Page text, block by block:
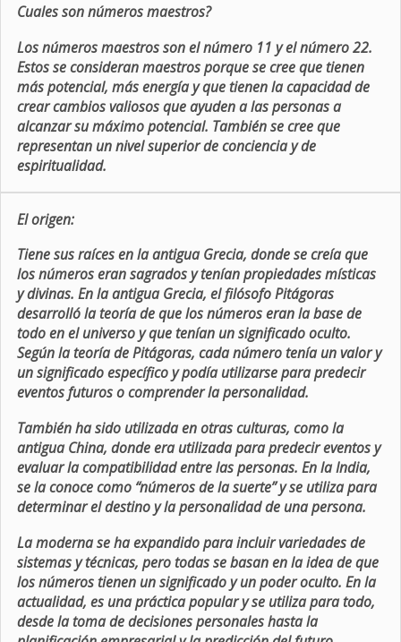
Cuales son números maestros?
Los números maestros son el número 11 y el número 22.
Estos se consideran maestros porque se cree que tienen
más potencial, más energía y que tienen la capacidad de
crear cambios valiosos que ayuden a las personas a
alcanzar su máximo potencial. También se cree que
representan un nivel superior de conciencia y de
espiritualidad.
El origen:
Tiene sus raíces en la antigua Grecia, donde se creía que
los números eran sagrados y tenían propiedades místicas
y divinas. En la antigua Grecia, el filósofo Pitágoras
desarrolló la teoría de que los números eran la base de
todo en el universo y que tenían un significado oculto.
Según la teoría de Pitágoras, cada número tenía un valor y
un significado específico y podía utilizarse para predecir
eventos futuros o comprender la personalidad.
También ha sido utilizada en otras culturas, como la
antigua China, donde era utilizada para predecir eventos y
evaluar la compatibilidad entre las personas. En la India,
se la conoce como “números de la suerte” y se utiliza para
determinar el destino y la personalidad de una persona.
La moderna se ha expandido para incluir variedades de
sistemas y técnicas, pero todas se basan en la idea de que
los números tienen un significado y un poder oculto. En la
actualidad, es una práctica popular y se utiliza para todo,
desde la toma de decisiones personales hasta la